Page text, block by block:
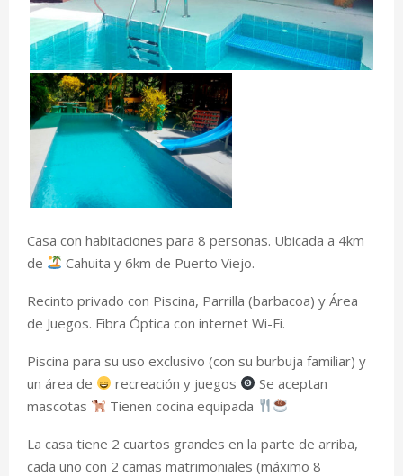
Casa con habitaciones para 8 personas. Ubicada a 4km
de
Cahuita y 6km de Puerto Viejo.
Recinto privado con Piscina, Parrilla (barbacoa) y Área
de Juegos. Fibra Óptica con internet Wi-Fi.
Piscina para su uso exclusivo (con su burbuja familiar) y
un área de
recreación y juegos
Se aceptan
mascotas
Tienen cocina equipada
La casa tiene 2 cuartos grandes en la parte de arriba,
cada uno con 2 camas matrimoniales (máximo 8